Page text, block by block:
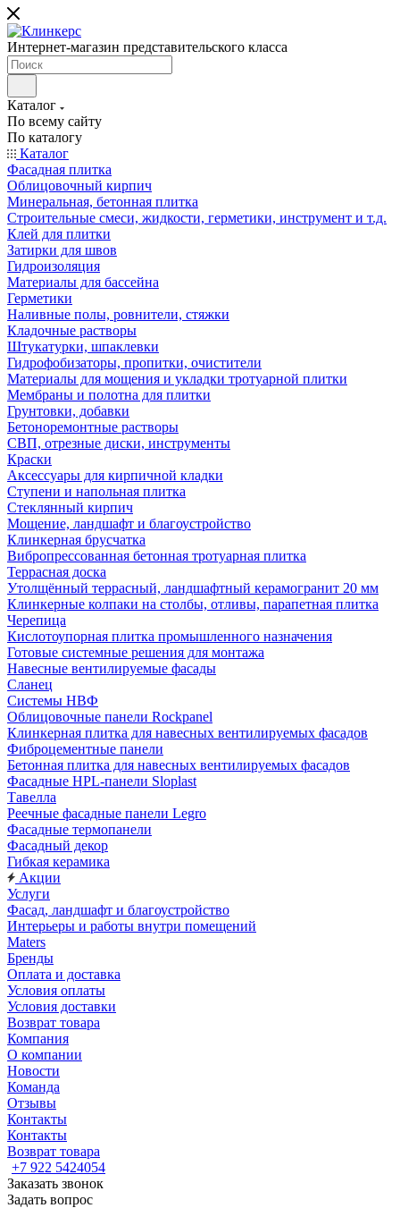
Интернет-магазин представительского класса
Каталог
По всему сайту
По каталогу
Каталог
Фасадная плитка
Облицовочный кирпич
Минеральная, бетонная плитка
Строительные смеси, жидкости, герметики, инструмент и т.д.
Клей для плитки
Затирки для швов
Гидроизоляция
Материалы для бассейна
Герметики
Наливные полы, ровнители, стяжки
Кладочные растворы
Штукатурки, шпаклевки
Гидрофобизаторы, пропитки, очистители
Материалы для мощения и укладки тротуарной плитки
Мембраны и полотна для плитки
Грунтовки, добавки
Бетоноремонтные растворы
СВП, отрезные диски, инструменты
Краски
Аксессуары для кирпичной кладки
Ступени и напольная плитка
Cтеклянный кирпич
Мощение, ландшафт и благоустройство
Клинкерная брусчатка
Вибропрессованная бетонная тротуарная плитка
Террасная доска
Утолщённый террасный, ландшафтный керамогранит 20 мм
Клинкерные колпаки на столбы, отливы, парапетная плитка
Черепица
Кислотоупорная плитка промышленного назначения
Готовые системные решения для монтажа
Навесные вентилируемые фасады
Сланец
Системы НВФ
Облицовочные панели Rockpanel
Клинкерная плитка для навесных вентилируемых фасадов
Фиброцементные панели
Бетонная плитка для навесных вентилируемых фасадов
Фасадные HPL-панели Sloplast
Тавелла
Реечные фасадные панели Legro
Фасадные термопанели
Фасадный декор
Гибкая керамика
Акции
Услуги
Фасад, ландшафт и благоустройство
Интерьеры и работы внутри помещений
Maters
Бренды
Оплата и доставка
Условия оплаты
Условия доставки
Возврат товара
Компания
О компании
Новости
Команда
Отзывы
Контакты
Контакты
Возврат товара
+7 922 5424054
Заказать звонок
Задать вопрос